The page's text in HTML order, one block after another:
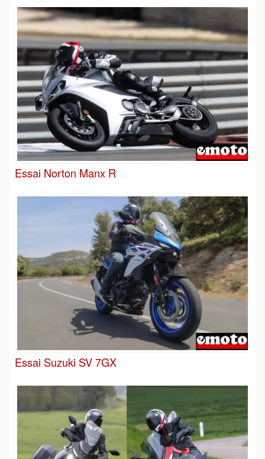
Essai Norton Manx R
Essai Suzuki SV 7GX